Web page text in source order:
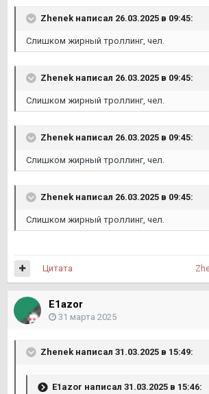
Zhenek написал 26.03.2025 в 09:45:
Слишком жирный троллинг, чел.
Zhenek написал 26.03.2025 в 09:45:
Слишком жирный троллинг, чел.
Zhenek написал 26.03.2025 в 09:45:
Слишком жирный троллинг, чел.
Zhenek написал 26.03.2025 в 09:45:
Слишком жирный троллинг, чел.
Цитата
E1azor
31 марта 2025
Zhenek написал 31.03.2025 в 15:49:
E1azor написал 31.03.2025 в 15:46: